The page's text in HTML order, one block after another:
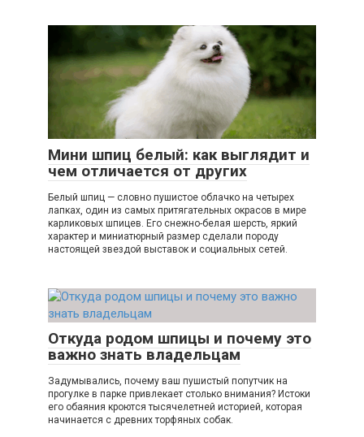
Мини шпиц белый: как выглядит и
чем отличается от других
Белый шпиц — словно пушистое облачко на четырех
лапках, один из самых притягательных окрасов в мире
карликовых шпицев. Его снежно-белая шерсть, яркий
характер и миниатюрный размер сделали породу
настоящей звездой выставок и социальных сетей.
Откуда родом шпицы и почему это
важно знать владельцам
Задумывались, почему ваш пушистый попутчик на
прогулке в парке привлекает столько внимания? Истоки
его обаяния кроются тысячелетней историей, которая
начинается с древних торфяных собак.